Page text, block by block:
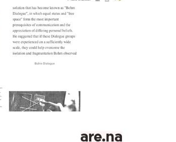
are.na